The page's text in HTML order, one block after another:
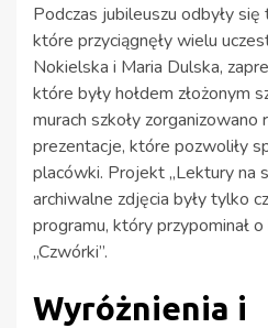
Podczas jubileuszu odbyły
które przyciągnęły wielu
Nokielska i Maria Dulska,
które były hołdem złożonym
murach szkoły
prezentacje, które pozwoliły
placówki. Projekt „Lektury na
archiwalne zdjęcia były tylko
programu, który przypominał
„Czwórki”.
Wyróżnienia i